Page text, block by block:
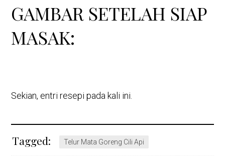
GAMBAR SETELAH SIAP
MASAK:
Sekian, entri resepi pada kali ini.
Tagged: Telur Mata Goreng Cili Api